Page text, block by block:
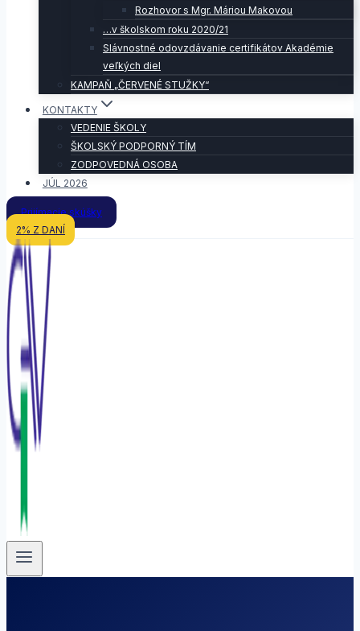
Rozhovor s Mgr. Máriou Makovou
…v školskom roku 2020/21
Slávnostné odovzdávanie certifikátov Akadémie
veľkých diel
KAMPAŇ „ČERVENÉ STUŽKY“
KONTAKTY
VEDENIE ŠKOLY
ŠKOLSKÝ PODPORNÝ TÍM
ZODPOVEDNÁ OSOBA
JÚL 2026
Prijímacie skúšky
2% Z DANÍ